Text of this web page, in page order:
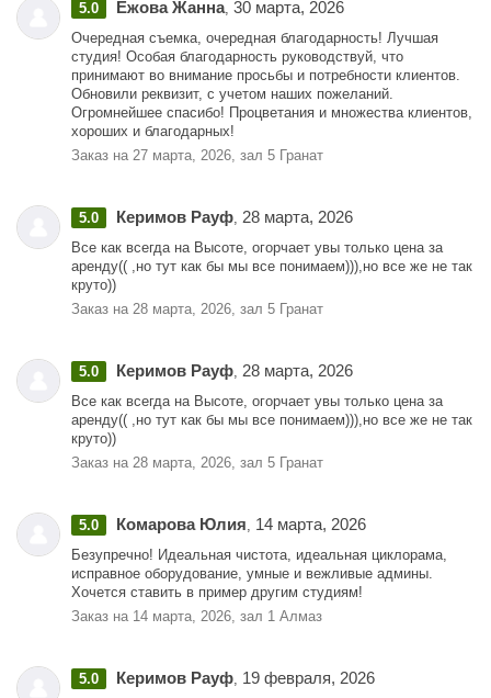
5.0 Ежова Жанна, 30 марта, 2026
Очередная съемка, очередная благодарность! Лучшая
студия! Особая благодарность руководствуй, что
принимают во внимание просьбы и потребности клиентов.
Обновили реквизит, с учетом наших пожеланий.
Огромнейшее спасибо! Процветания и множества клиентов,
хороших и благодарных!
Заказ на 27 марта, 2026, зал 5 Гранат
5.0 Керимов Рауф 28 марта, 2026
Все как всегда на Высоте, огорчает увы только цена за
аренду(( ,но тут как бы мы все понимаем))),но все же не так
круто))
Заказ на 28 марта, 2026, зал 5 Гранат
5.0 Керимов Рауф 28 марта, 2026
Все как всегда на Высоте, огорчает увы только цена за
аренду(( ,но тут как бы мы все понимаем))),но все же не так
круто))
Заказ на 28 марта, 2026, зал 5 Гранат
5.0 Комарова Юлия 14 марта, 2026
Безупречно! Идеальная чистота, идеальная циклорама,
исправное оборудование, умные и вежливые админы.
Хочется ставить в пример другим студиям!
Заказ на 14 марта, 2026, зал 1 Алмаз
5.0 Керимов Рауф 19 февраля, 2026